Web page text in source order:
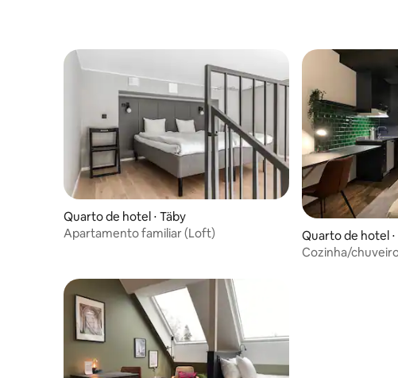
Quarto de hotel ⋅ Täby
Apartamento familiar (Loft)
Quarto de hotel ⋅
Cozinha/